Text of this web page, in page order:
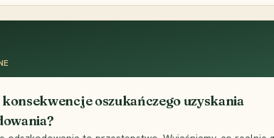
konsekwencje oszukańczego uzyskania